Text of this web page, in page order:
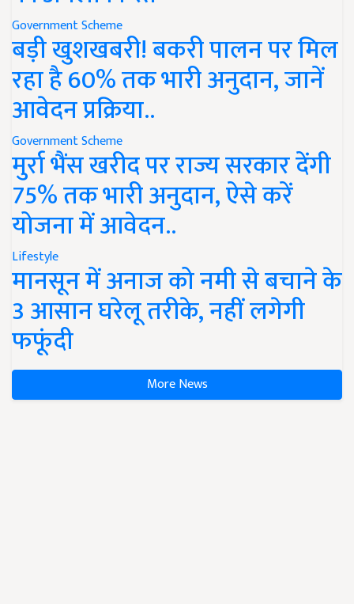
Government Scheme
बड़ी खुशखबरी! बकरी पालन पर मिल
रहा है 60% तक भारी अनुदान, जानें
आवेदन प्रक्रिया..
Government Scheme
मुर्रा भैंस खरीद पर राज्य सरकार देंगी
75% तक भारी अनुदान, ऐसे करें
योजना में आवेदन..
Lifestyle
मानसून में अनाज को नमी से बचाने के
3 आसान घरेलू तरीके, नहीं लगेगी
फफूंदी
More News